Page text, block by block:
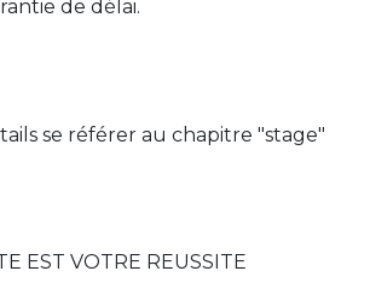
de délai.
se référer au chapitre "stage"
EST VOTRE REUSSITE